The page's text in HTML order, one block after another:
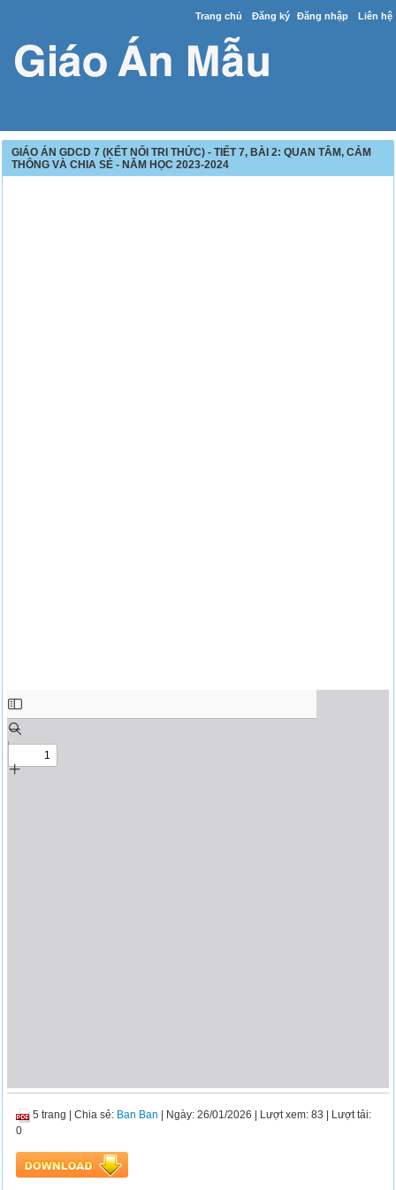
Trang chủ Đăng ký Đăng nhập Liên hệ
GIÁO ÁN GDCD 7 (KẾT NỐI TRI THỨC) - TIẾT 7, BÀI 2: QUAN TÂM, CẢM
THÔNG VÀ CHIA SẺ - NĂM HỌC 2023-2024
5 trang |Chia sẻ: Ban Ban | Ngày: 26/01/2026 | Lượt xem: 83 | Lượt tải:
0